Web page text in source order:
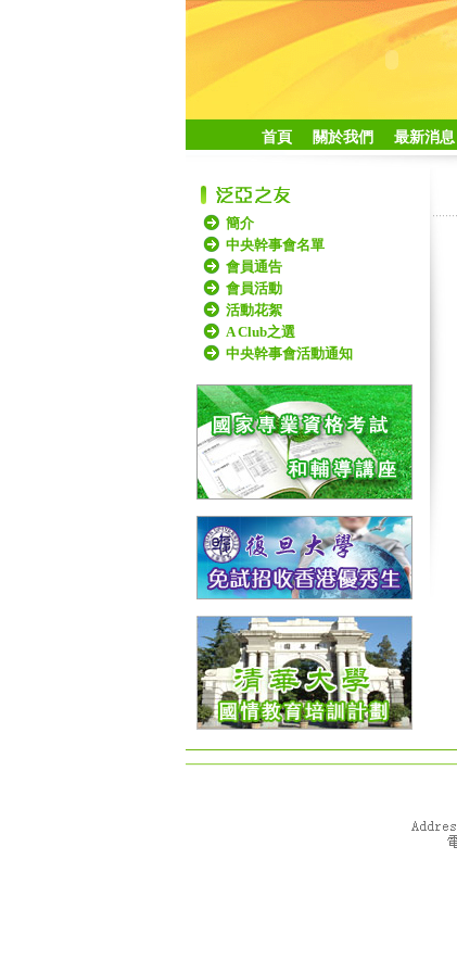
首頁 關於我們 最新消息
簡介
中央幹事會名單
會員通告
會員活動
活動花絮
A Club之選
中央幹事會活動通知